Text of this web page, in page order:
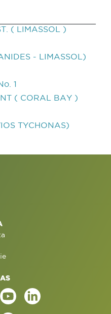
( LIMASSOL )
- LIMASSOL)
1
( CORAL BAY )
TYCHONAS)